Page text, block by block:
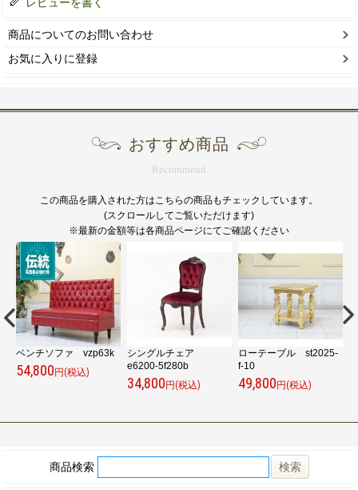
レビューを書く
商品についてのお問い合わせ
お気に入りに登録
おすすめ商品
Recommend
この商品を購入された方はこちらの商品もチェックしています。
(スクロールしてご覧いただけます)
※最新の金額等は各商品ページにてご確認ください
ベンチソファ vzp63k
54,800円(税込)
シングルチェア
e6200-5f280b
34,800円(税込)
ローテーブル st2025-
f-10
49,800円(税込)
商品検索